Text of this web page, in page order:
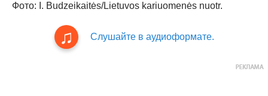
Фото: I. Budzeikaitės/Lietuvos kariuomenės nuotr.
Слушайте в аудиоформате.